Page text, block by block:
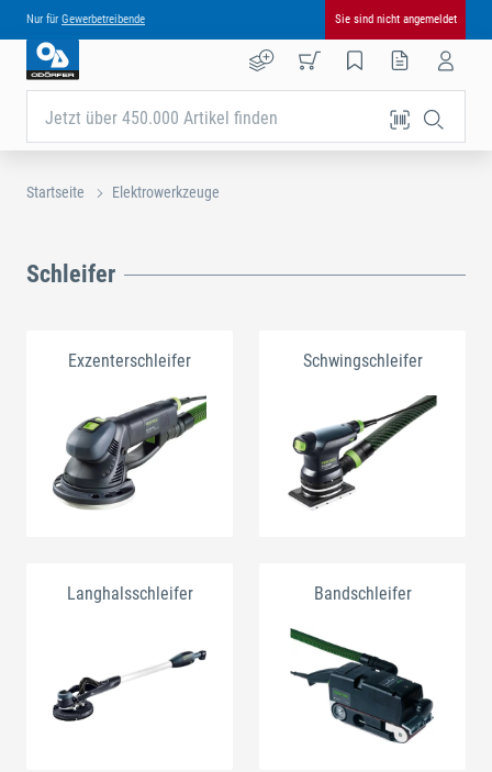
Nur für Gewerbetreibende Sie sind nicht angemeldet
Jetzt über 450.000 Artikel finden
Startseite Elektrowerkzeuge
Schleifer
Exzenterschleifer Schwingschleifer
Langhalsschleifer Bandschleifer